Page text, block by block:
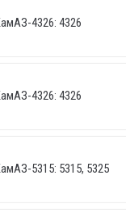
4326: 4326
4326: 4326
5315: 5315, 5325